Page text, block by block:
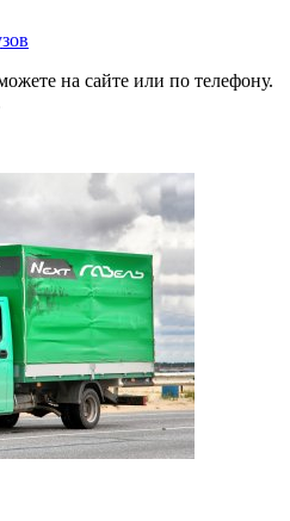
на сайте или по телефону.